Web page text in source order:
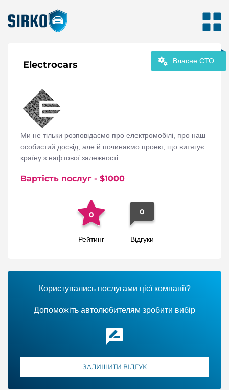
Власне СТО
Electrocars
Ми не тільки розповідаємо про електромобілі, про наш
особистий досвід, але й починаємо проект, що витягує
країну з нафтової залежності.
Вартість послуг - $1000
0
Рейтинг
0
Відгуки
Користувались послугами цієї компанії?
Допоможіть автолюбителям зробити вибір
ЗАЛИШИТИ ВІДГУК